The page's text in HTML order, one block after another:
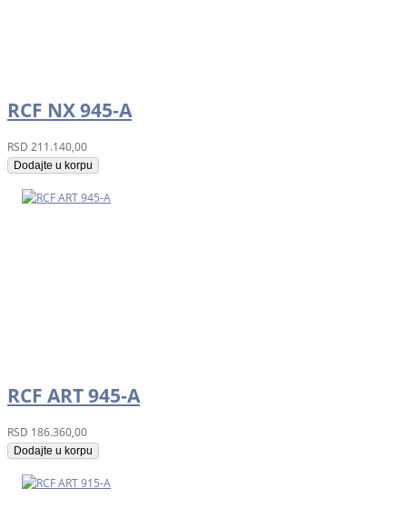
RCF NX 945-A
RSD 211.140,00
Dodajte u korpu
RCF ART 945-A
RSD 186.360,00
Dodajte u korpu